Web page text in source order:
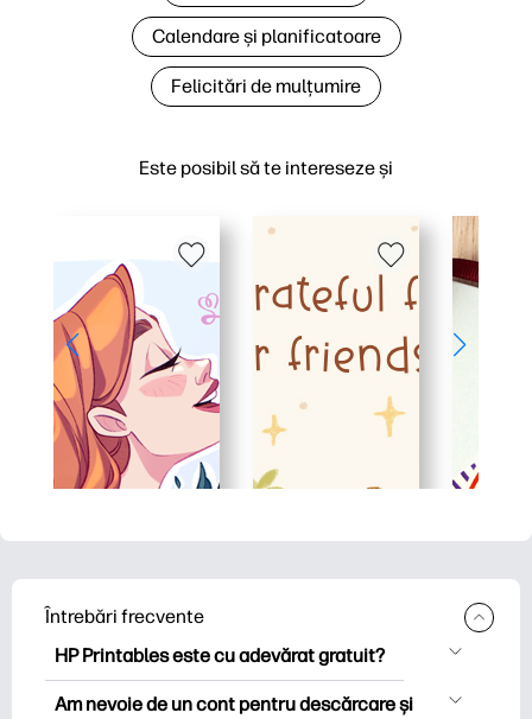
Este posibil să te intereseze și
Calendare și planificatoare
Felicitări de mulțumire
Întrebări frecvente
HP Printables este cu adevărat gratuit?
HP Printables oferă peste 2.500 de
Am nevoie de un cont pentru descărcare și